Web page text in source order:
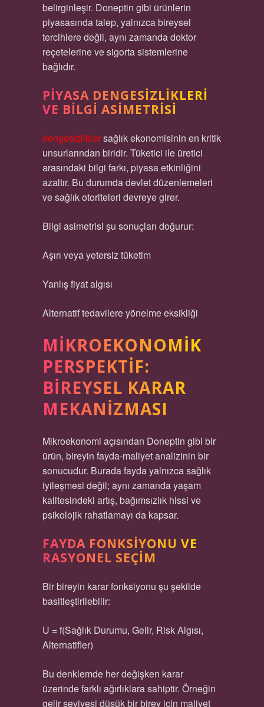
belirginleşir. Doneptin gibi ürünlerin
piyasasında talep, yalnızca bireysel
tercihlere değil, aynı zamanda doktor
reçetelerine ve sigorta sistemlerine
bağlıdır.
PIYASA DENGESIZLIKLERI
VE BILGI ASIMETRISI
dengesizliklersağlık ekonomisinin en kritik
unsurlarından biridir. Tüketici ile üretici
arasındaki bilgi farkı, piyasa etkinliğini
azaltır. Bu durumda devlet düzenlemeleri
ve sağlık otoriteleri devreye girer.
Bilgi asimetrisi şu sonuçları doğurur:
Aşırı veya yetersiz tüketim
Yanlış fiyat algısı
Alternatif tedavilere yönelme eksikliği
MIKROEKONOMIK
PERSPEKTIF:
BIREYSEL KARAR
MEKANIZMASI
Mikroekonomi açısından Doneptin gibi bir
ürün, bireyin fayda-maliyet analizinin bir
sonucudur. Burada fayda yalnızca sağlık
iyileşmesi değil; aynı zamanda yaşam
kalitesindeki artış, bağımsızlık hissi ve
psikolojik rahatlamayı da kapsar.
FAYDA FONKSIYONU VE
RASYONEL SEÇIM
Bir bireyin karar fonksiyonu şu şekilde
basitleştirilebilir:
U = f(Sağlık Durumu, Gelir, Risk Algısı,
Alternatifler)
Bu denklemde her değişken karar
üzerinde farklı ağırlıklara sahiptir. Örneğin
gelir seviyesi düşük bir birey için maliyet